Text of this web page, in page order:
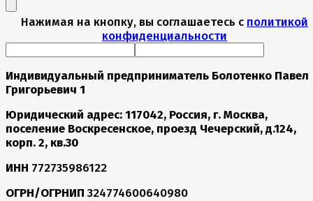
Нажимая на кнопку, вы соглашаетесь с политикой
конфиденциальности
Индивидуальный предприниматель Болотенко Павел
Григорьевич 1
Юридический адрес: 117042, Россия, г. Москва,
поселение Воскресенское, проезд Чечерский, д.124,
корп. 2, кв.30
ИНН 772735986122
ОГРН/ОГРНИП 324774600640980